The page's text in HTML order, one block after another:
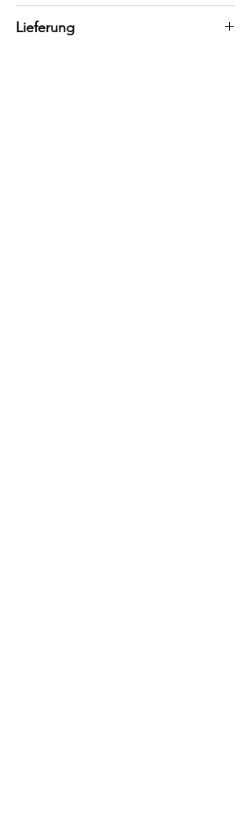
Bei uns können Sie den Tisch auch in
anderen Ausführungen, Längen und
Gerne stehen wir Ihnen persönlich zur
Lieferung